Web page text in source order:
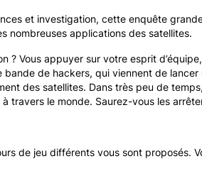
et investigation, cette enquête
nombreuses applications des satellites.
? Vous appuyer sur votre esprit
bande de hackers, qui viennent de
des satellites. Dans très peu de
travers le monde. Saurez-vous les
de jeu différents vous sont proposés.